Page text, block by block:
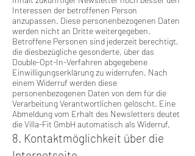
Interessen der betroffenen Person
anzupassen. Diese personenbezogenen Daten
werden nicht an Dritte weitergegeben.
Betroffene Personen sind jederzeit berechtigt,
die diesbezügliche gesonderte, über das
Double-Opt-In-Verfahren abgegebene
Einwilligungserklärung zu widerrufen. Nach
einem Widerruf werden diese
personenbezogenen Daten von dem für die
Verarbeitung Verantwortlichen gelöscht. Eine
Abmeldung vom Erhalt des Newsletters deutet
die Villa-Fit GmbH automatisch als Widerruf.
8. Kontaktmöglichkeit über die